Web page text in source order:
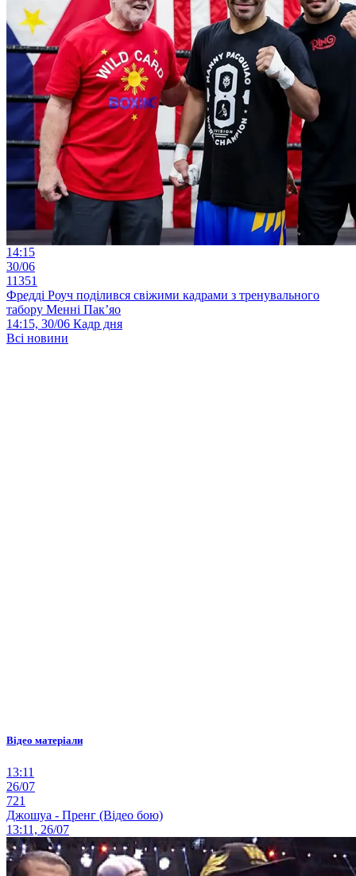
14:15
30/06
11351
Фредді Роуч поділився свіжими кадрами з тренувального
табору Менні Пак’яо
14:15, 30/06 Кадр дня
Всі новини
Відео матеріали
13:11
26/07
721
Джошуа - Пренг (Відео бою)
13:11, 26/07